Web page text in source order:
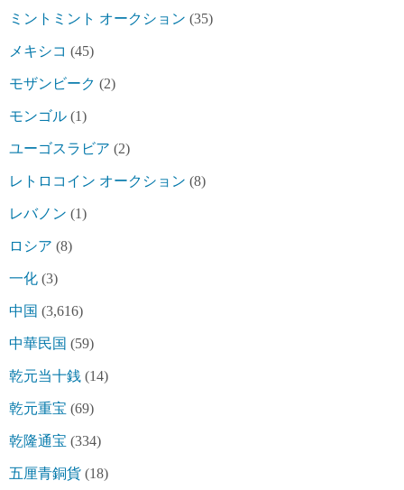
ミントミント オークション (35)
メキシコ (45)
モザンビーク (2)
モンゴル (1)
ユーゴスラビア (2)
レトロコイン オークション (8)
レバノン (1)
ロシア (8)
一化 (3)
中国 (3,616)
中華民国 (59)
乾元当十銭 (14)
乾元重宝 (69)
乾隆通宝 (334)
五厘青銅貨 (18)